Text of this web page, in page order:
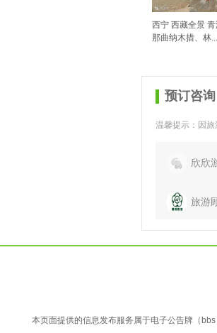
西宁 西藏全景 青
那曲纳木措、林...
预订咨询
温馨提示：因
欣欣
旅游
本页面提供的信息发布服务属于电子公告牌（